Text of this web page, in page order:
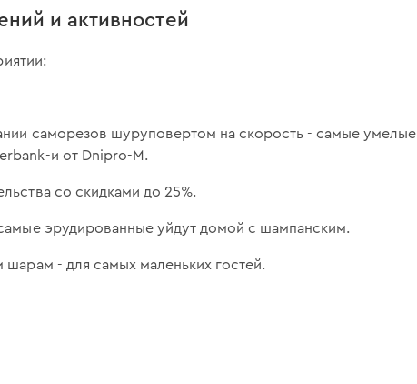
и активностей
саморезов шуруповертом на скорость - самые умелые
и от Dnipro-M.
со скидками до 25%.
эрудированные уйдут домой с шампанским.
шарам - для самых маленьких гостей.